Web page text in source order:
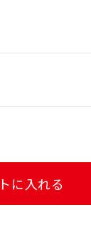
に入れる